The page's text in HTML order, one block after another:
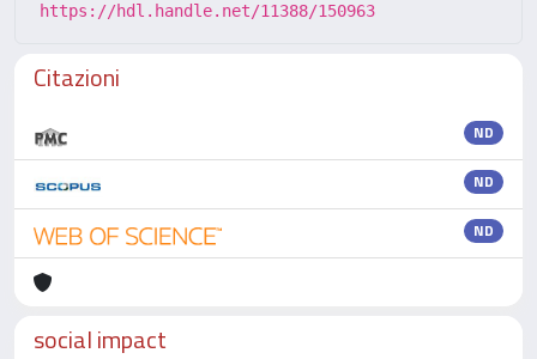
https://hdl.handle.net/11388/150963
Citazioni
ND
ND
ND
social impact